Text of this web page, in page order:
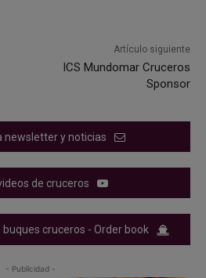
Artículo siguiente
ICS Mundomar Cruceros
Sponsor
newsletter y noticias
de cruceros
cruceros - Order book
- Publicidad -